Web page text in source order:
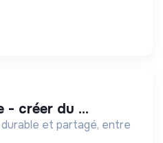
- créer du ...
et partagé, entre